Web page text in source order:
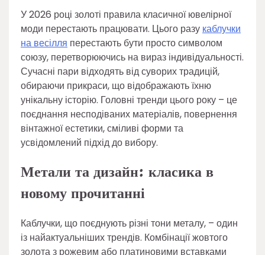
У 2026 році золоті правила класичної ювелірної
моди перестають працювати. Цього разу каблучки
на весілля перестають бути просто символом
союзу, перетворюючись на вираз індивідуальності.
Сучасні пари відходять від суворих традицій,
обираючи прикраси, що відображають їхню
унікальну історію. Головні тренди цього року – це
поєднання несподіваних матеріалів, повернення
вінтажної естетики, сміливі форми та
усвідомлений підхід до вибору.
Метали та дизайн: класика в
новому прочитанні
Каблучки, що поєднують різні тони металу, – один
із найактуальніших трендів. Комбінації жовтого
золота з рожевим або платиновими вставками